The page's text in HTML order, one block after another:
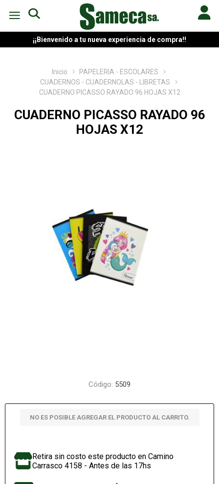
¡¡Bienvenido a tu nueva experiencia de compra!!
Inicio
PAPELERIA - ESCOLARES
CUADERNOS - CUADERNOLAS - LIBRETAS
CUADERNO PICASSO RAYADO 96 HOJAS X12
CUADERNO PICASSO RAYADO 96
HOJAS X12
Código: 5509
NO ES POSIBLE AGREGAR EL PRODUCTO AL CARRITO.
Retira sin costo este producto en Camino
Carrasco 4158 - Antes de las 17hs